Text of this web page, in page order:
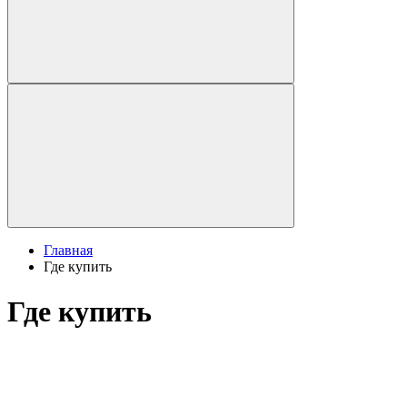
Главная
Где купить
Где купить